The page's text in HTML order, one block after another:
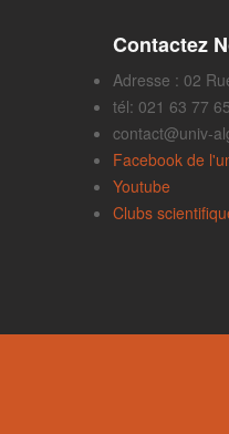
Contactez
Adresse : 02
tél: 021 63 77 65
contact@univ-
Facebook de
Youtube
Clubs